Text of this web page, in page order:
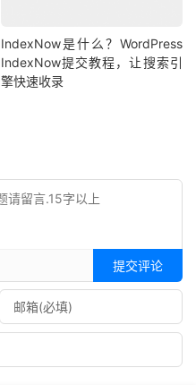
IndexNow是什么？WordPress
IndexNow提交教程，让搜索引
擎快速收录
提交评论